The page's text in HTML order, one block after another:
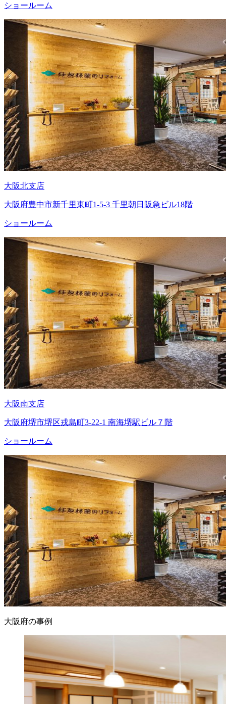
ショールーム
大阪北支店
大阪府豊中市新千里東町1-5-3 千里朝日阪急ビル18階
ショールーム
大阪南支店
大阪府堺市堺区戎島町3-22-1 南海堺駅ビル７階
ショールーム
大阪府の事例